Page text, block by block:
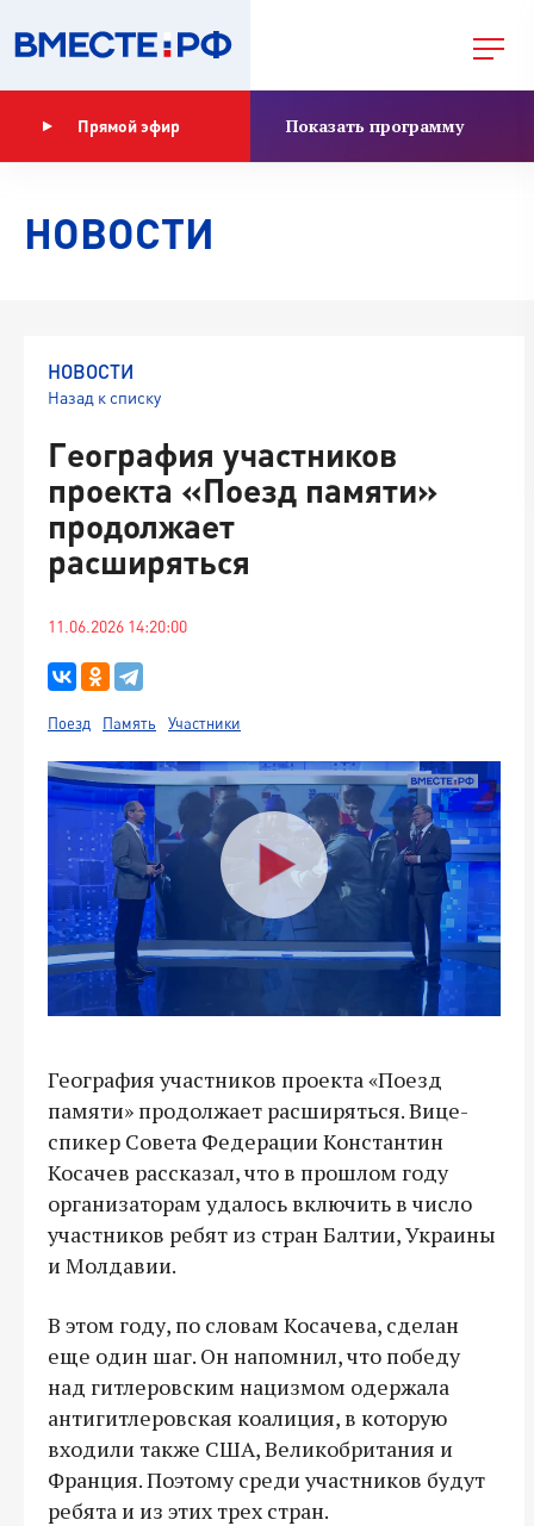
Прямой эфир Показать программу
НОВОСТИ
НОВОСТИ
Назад к списку
География участников
проекта «Поезд памяти»
продолжает
расширяться
11.06.2026 14:20:00
Поезд Память Участники
География участников проекта «Поезд
памяти» продолжает расширяться. Вице-
спикер Совета Федерации Константин
Косачев рассказал, что в прошлом году
организаторам удалось включить в число
участников ребят из стран Балтии, Украины
и Молдавии.
В этом году, по словам Косачева, сделан
еще один шаг. Он напомнил, что победу
над гитлеровским нацизмом одержала
антигитлеровская коалиция, в которую
входили также США, Великобритания и
Франция. Поэтому среди участников будут
ребята и из этих трех стран.